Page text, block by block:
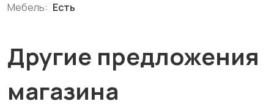
Мебель: Есть
Другие предложения
магазина